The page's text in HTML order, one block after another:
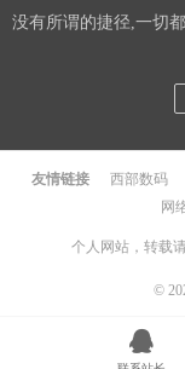
没有所谓的捷径,一切
友情链接 西部数码
网
个人网站，转载
©